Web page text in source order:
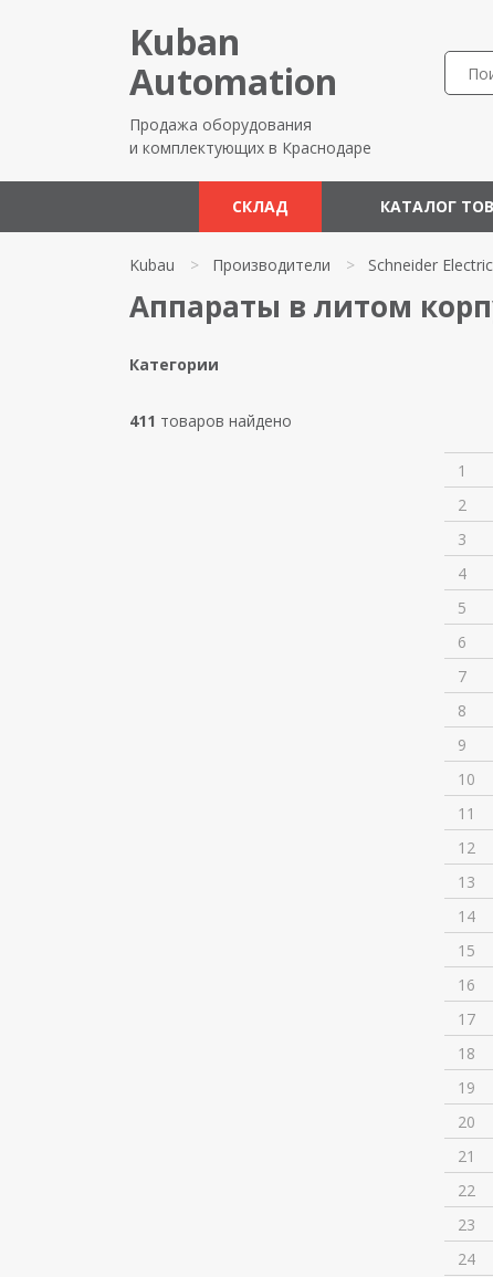
Kuban
Automation
Продажа оборудования
и комплектующих в Краснодаре
СКЛАД КАТАЛОГ
Kubau > Производители > Schneider Electric
Аппараты в литом
Категории
411 товаров найдено
1
2
3
4
5
6
7
8
9
10
11
12
13
14
15
16
17
18
19
20
21
22
23
24